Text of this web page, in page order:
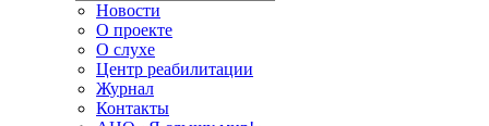
Новости
О проекте
О слухе
Центр реабилитации
Журнал
Контакты